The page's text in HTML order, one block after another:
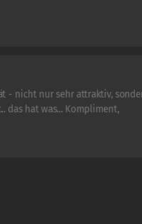
- nicht nur sehr attraktiv,
das hat was... Kompliment,